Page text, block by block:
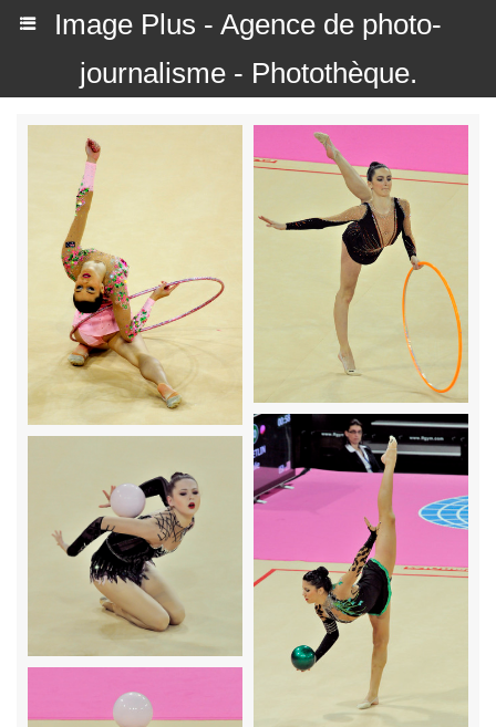
Image Plus - Agence de photo-
journalisme - Photothèque.